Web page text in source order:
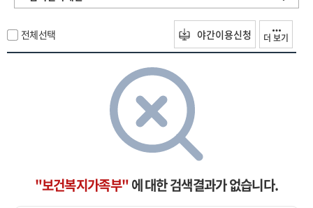
전체선택 야간이용신청 더 보기
"보건복지가족부"에 대한 검색결과가 없습니다.